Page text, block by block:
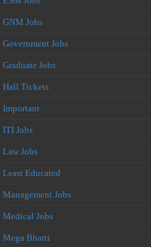
GNM Jobs
Government Jobs
Graduate Jobs
Hall Tickets
Important
ITI Jobs
Law Jobs
Least Educated
Management Jobs
Medical Jobs
Mega Bharti